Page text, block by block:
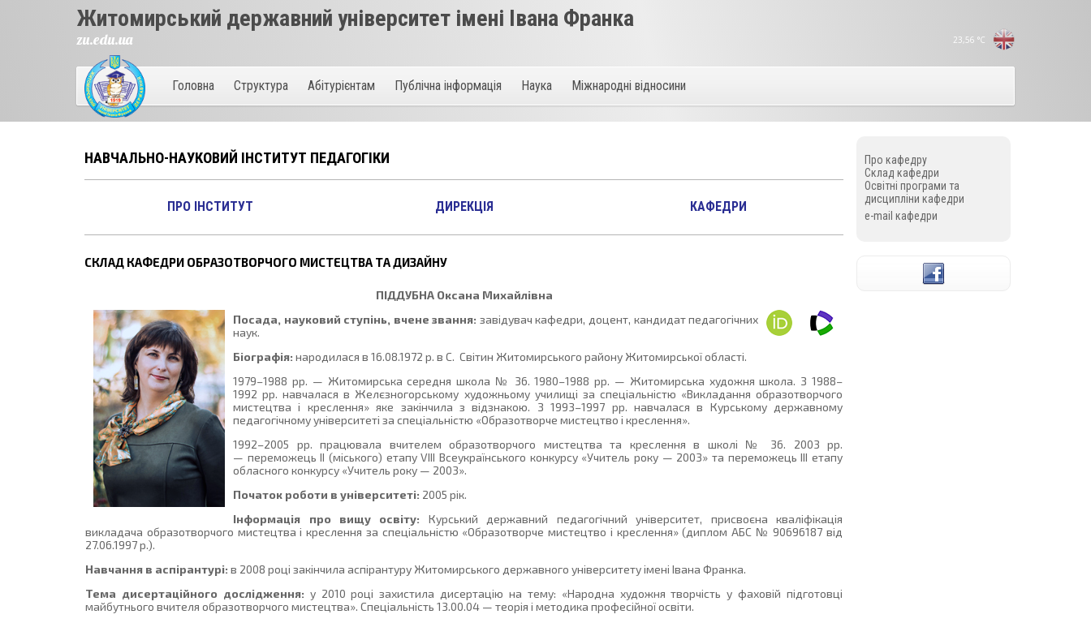
23,56 °C
Житомирський державний університет імені Івана Франка
zu.edu.ua
Головна Структура Абітурієнтам Публічна інформація Наука Міжнародні відносини
НАВЧАЛЬНО-НАУКОВИЙ ІНСТИТУТ ПЕДАГОГІКИ
ПРО ІНСТИТУТ ДИРЕКЦІЯ КАФЕДРИ
СКЛАД КАФЕДРИ ОБРАЗОТВОРЧОГО МИСТЕЦТВА ТА ДИЗАЙНУ
ПІДДУБНАОксана Михайлівна
Посада, науковий ступінь, вчене звання: завідувач кафедри, доцент, кандидат педагогічних
наук.
Біографія: народилася в 16.08.1972 р. в С. Світин Житомирського району Житомирської області.
1979–1988 рр. — Житомирська середня школа № 36. 1980–1988 рр. — Житомирська художня школа. З 1988–
1992 рр. навчалася в Желєзногорському художньому училищі за спеціальністю «Викладання образотворчого
мистецтва і креслення» яке закінчила з відзнакою. З 1993–1997 рр. навчалася в Курському державному
педагогічному університеті за спеціальністю «Образотворче мистецтво і креслення».
1992–2005 рр. працювала вчителем образотворчого мистецтва та креслення в школі № 36. 2003 рр.
— переможець ІІ (міського) етапу VІІІ Всеукраїнського конкурсу «Учитель року — 2003» та переможець ІІІ етапу
обласного конкурсу «Учитель року — 2003».
Початок роботи в університеті: 2005 рік.
Інформація про вищу освіту: Курський державний педагогічний університет, присвоєна кваліфікація
викладача образотворчого мистецтва і креслення за спеціальністю «Образотворче мистецтво і креслення» (диплом АБС № 90696187 від
27.06.1997 р.).
Навчання в аспірантурі:в 2008 році закінчила аспірантуру Житомирського державного університету імені Івана Франка.
Тема дисертаційного дослідження: у 2010 році захистила дисертацію на тему: «Народна художня творчість у фаховій підготовці
майбутнього вчителя образотворчого мистецтва». Спеціальність 13.00.04 — теорія і методика професійної освіти.
Про кафедру
Склад кафедри
Освітні програми та
дисципліни кафедри
e-mail кафедри